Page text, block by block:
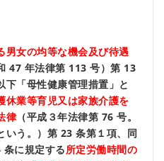
男女の均等な機会及び待遇
47 年法律第 113 号）第 13
下「母性健康管理措置」と
休業等育児又は家族介護を
律（平成３年法律第 76 号。
いう。）第 23 条第１項、同
に規定する所定労働時間の